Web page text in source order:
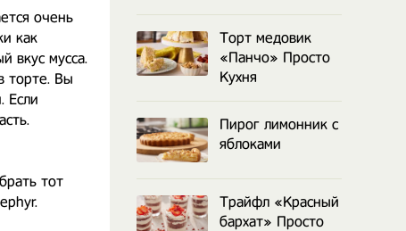
очень
как
вкус мусса.
торте. Вы
Если
тот
Торт медовик
«Панчо» Просто
Кухня
Пирог лимонник с
яблоками
Трайфл «Красный
бархат» Просто